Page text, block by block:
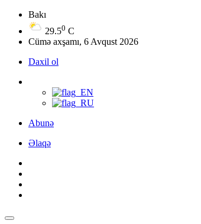
Bakı
29.50 C
Cümə axşamı, 6 Avqust 2026
Daxil ol
Abunə
Əlaqə